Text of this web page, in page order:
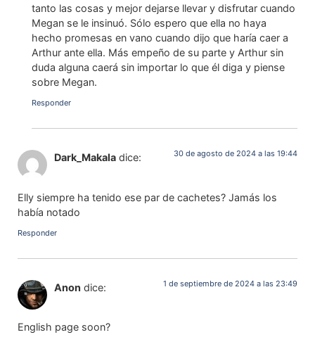
tanto las cosas y mejor dejarse llevar y disfrutar cuando
Megan se le insinuó. Sólo espero que ella no haya
hecho promesas en vano cuando dijo que haría caer a
Arthur ante ella. Más empeño de su parte y Arthur sin
duda alguna caerá sin importar lo que él diga y piense
sobre Megan.
Responder
Dark_Makala dice: 30 de agosto de 2024 a las 19:44
Elly siempre ha tenido ese par de cachetes? Jamás los
había notado
Responder
Anon dice: 1 de septiembre de 2024 a las 23:49
English page soon?